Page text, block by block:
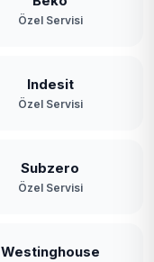
Özel Servisi
Indesit
Özel Servisi
Subzero
Özel Servisi
Westinghouse